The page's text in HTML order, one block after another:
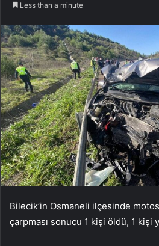
Less than a minute
Bilecik’in Osmaneli ilçesinde
çarpması sonucu 1 kişi öldü, 1 kişi